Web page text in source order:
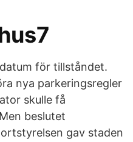
för tillståndet.
nya parkeringsregler
skulle få
beslutet
gav staden